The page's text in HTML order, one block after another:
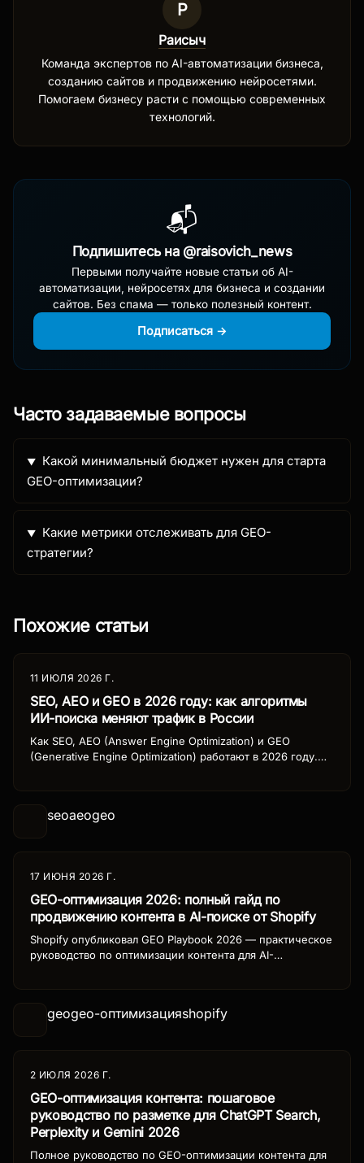
Р
Раисыч
Команда экспертов по AI-автоматизации бизнеса,
созданию сайтов и продвижению нейросетями.
Помогаем бизнесу расти с помощью современных
технологий.
📬
Подпишитесь на @raisovich_news
Первыми получайте новые статьи об AI-
автоматизации, нейросетях для бизнеса и создании
сайтов. Без спама — только полезный контент.
Подписаться →
Часто задаваемые вопросы
Какой минимальный бюджет нужен для старта
GEO-оптимизации?
Какие метрики отслеживать для GEO-
стратегии?
Похожие статьи
11 ИЮЛЯ 2026 Г.
SEO, AEO и GEO в 2026 году: как алгоритмы
ИИ-поиска меняют трафик в России
Как SEO, AEO (Answer Engine Optimization) и GEO
(Generative Engine Optimization) работают в 2026 году.
seoaeogeo
17 ИЮНЯ 2026 Г.
GEO-оптимизация 2026: полный гайд по
продвижению контента в AI-поиске от Shopify
Shopify опубликовал GEO Playbook 2026 — практическое
руководство по оптимизации контента для AI-
geogeo-оптимизацияshopify
2 ИЮЛЯ 2026 Г.
GEO-оптимизация контента: пошаговое
руководство по разметке для ChatGPT Search,
Perplexity и Gemini 2026
Полное руководство по GEO-оптимизации контента для